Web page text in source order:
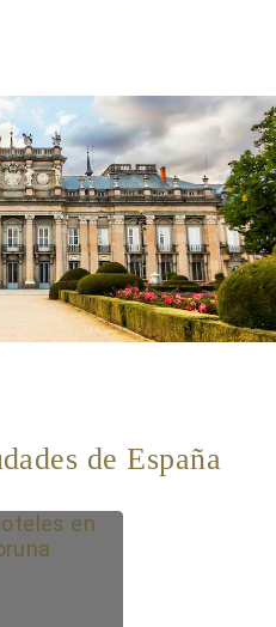
de España